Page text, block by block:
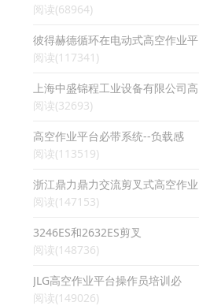
阅读(68964)
彼得赫德循环在电动式高空作业平
阅读(117341)
上海中盛锦程工业设备有限公司高
阅读(32693)
高空作业平台必带系统--负载感
阅读(113519)
浙江鼎力鼎力交流剪叉式高空作业
阅读(147153)
3246ES和2632ES剪叉
阅读(148736)
JLG高空作业平台操作员培训必
阅读(149026)